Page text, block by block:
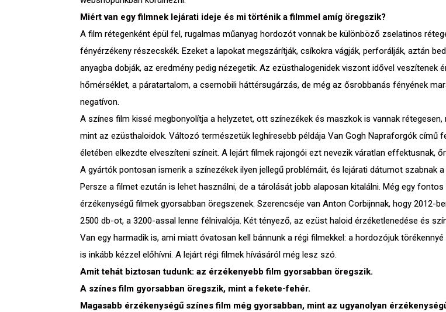
Miért van egy filmnek lejárati ideje és mi történik a filmmel amíg öregszik?
A film rétegenként épül fel, rugalmas műanyag hordozót vonnak be különböző zselatinos
fényérzékeny részecskék. Ezeket a lapokat megszárítják, csíkokra vágják, perforálják, aztán
anyagba dobják, az eredmény pedig nézegetik. Az ezüsthalogenidek viszont idővel
hőmérséklet, a páratartalom, a csernobili háttérsugárzás, de még az ősrobbanás fényének
negatívon.
A színes film kissé megbonyolítja a helyzetet, ott színezékek és maszkok is vannak
mint az ezüsthaloidok. Változó természetük leghíresebb példája Van Gogh Napraforgók
életében elkezdte elveszíteni színeit. A lejárt filmek rajongói ezt nevezik váratlan effektusnak,
A gyártók pontosan ismerik a színezékek ilyen jellegű problémáit, és lejárati dátumot szabnak
Persze a filmet ezután is lehet használni, de a tárolását jobb alaposan kitalálni. Még egy
érzékenységű filmek gyorsabban öregszenek. Szerencséje van Anton Corbijnnak, hogy 2012-
2500 db-ot, a 3200-assal lenne félnivalója. Két tényező, az ezüst haloid érzéketlenedése és
Van egy harmadik is, ami miatt óvatosan kell bánnunk a régi filmekkel: a hordozójuk
is inkább kézzel előhívni. A lejárt régi filmek hívásáról még lesz szó.
Amit tehát biztosan tudunk: az érzékenyebb film gyorsabban öregszik.
A színes film gyorsabban öregszik, mint a fekete-fehér.
Magasabb érzékenységű színes film még gyorsabban, mint az ugyanolyan